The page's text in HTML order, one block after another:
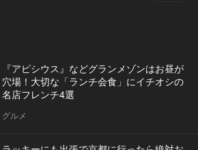
『アピシウス』などグランメゾンはお昼が
穴場！大切な「ランチ会食」にイチオシの
名店フレンチ4選
グルメ